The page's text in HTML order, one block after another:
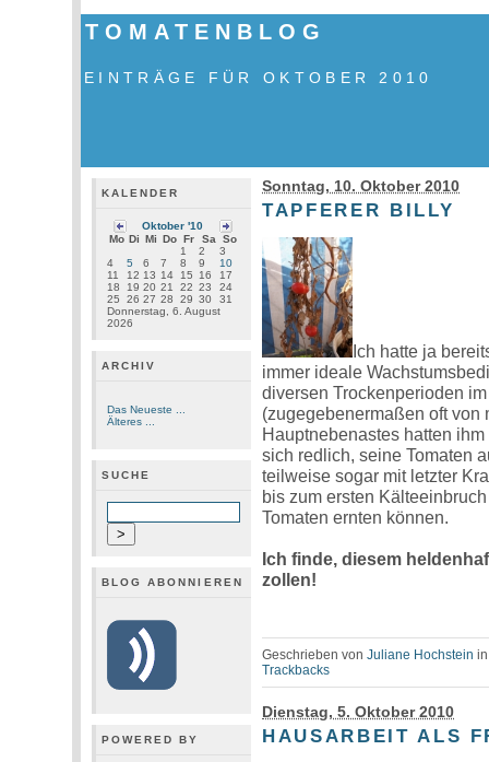
TOMATENBLOG
EINTRÄGE FÜR OKTOBER 2010
KALENDER
Oktober '10
Mo Di Mi Do Fr Sa So
Donnerstag, 6. August
2026
1 2
3
4
5 6 7 8 9
10
11
12 13 14 15 16
17
18
19 20 21 22 23
24
25
26 27 28 29 30 31
ARCHIV
Das Neueste ...
Älteres ...
SUCHE
BLOG ABONNIEREN
POWERED BY
Sonntag, 10. Oktober 2010
TAPFERER BILLY
Ich hatte ja
immer ideale
diversen Trockenperioden
(zugegebenermaßen oft von
Hauptnebenastes hatten
sich redlich, seine Tomaten
teilweise sogar mit letzter
bis zum ersten
Tomaten ernten können.
Ich finde, diesem
zollen!
Geschrieben vonJuliane Hochstein
Trackbacks
Dienstag, 5. Oktober 2010
HAUSARBEIT ALS